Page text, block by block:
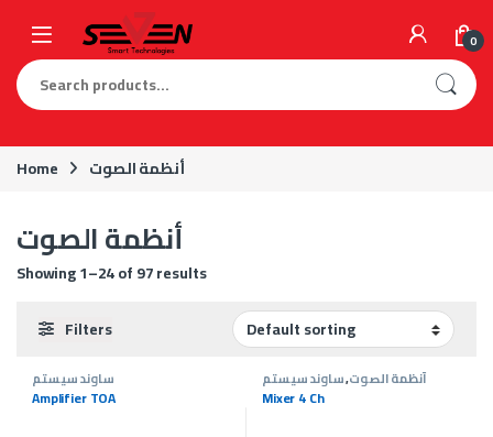
0
Search for:
Home أنظمة الصوت
أنظمة الصوت
Showing 1–24 of 97 results
Filters
ساوند سيستم
Amplifier TOA
أنظمة الصوت,ساوند سيستم
Mixer 4 Ch